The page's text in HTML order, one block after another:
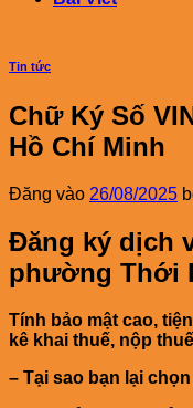
Tin tức
Chữ Ký Số
Hồ Chí Minh
Đăng vào 26/08/2025
Đăng ký dịch
phường Thới
Tính bảo mật cao,
kê khai thuế, nộp
– Tại sao bạn lại